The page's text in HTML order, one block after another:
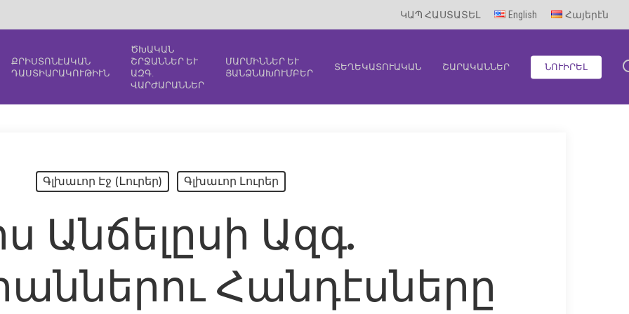
ԿԱՊ ՀԱՍՏԱՏԵԼ English Հայերէն
ՔՐԻՍՏՈՆԷԱԿԱՆ
ԴԱՍՏԻԱՐԱԿՈՒԹԻՒՆ
ԾԽԱԿԱՆ
ՇՐՋԱՆՆԵՐ ԵՒ
ԱԶԳ.
ՎԱՐԺԱՐԱՆՆԵՐ
ՄԱՐՄԻՆՆԵՐ ԵՒ
ՅԱՆՁՆԱԽՈՒՄԲԵՐ
ՏԵՂԵԿԱՏՈՒԱԿԱՆ ՇԱՐԱԿԱՆՆԵՐ ՆՈՒԻՐԵԼ
Գլխաւոր Էջ (Lուրեր) Գլխաւոր Լուրեր
Անճելըսի Ազգ.
Հանդէսները